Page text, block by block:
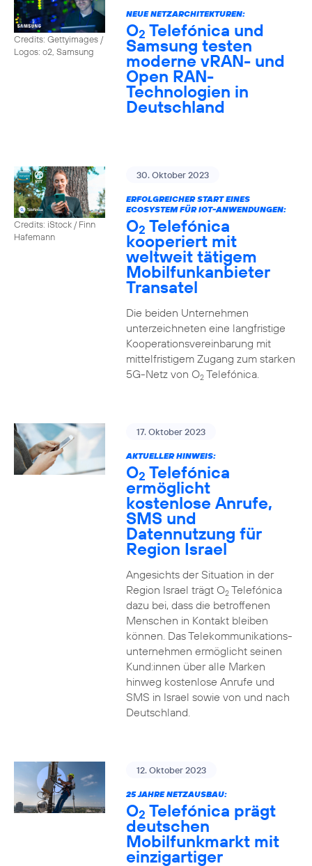
Credits: Gettyimages /
Logos: o2, Samsung
NEUE NETZARCHITEKTUREN:
O2 Telefónica und
Samsung testen
moderne vRAN- und
Open RAN-
Technologien in
Deutschland
Credits: iStock / Finn
Hafemann
30. Oktober 2023
ERFOLGREICHER START EINES
ECOSYSTEM FÜR IOT-ANWENDUNGEN:
O2 Telefónica
kooperiert mit
weltweit tätigem
Mobilfunkanbieter
Transatel
Die beiden Unternehmen
unterzeichneten eine langfristige
Kooperationsvereinbarung mit
mittelfristigem Zugang zum starken
5G-Netz von O2Telefónica.
17. Oktober 2023
AKTUELLER HINWEIS:
O2 Telefónica
ermöglicht
kostenlose Anrufe,
SMS und
Datennutzung für
Region Israel
Angesichts der Situation in der
Region Israel trägt O2Telefónica
dazu bei, dass die betroffenen
Menschen in Kontakt bleiben
können. Das Telekommunikations­
unternehmen ermöglicht seinen
Kund:innen über alle Marken
hinweg kostenlose Anrufe und
SMS in Israel sowie von und nach
Deutschland.
12. Oktober 2023
25 JAHRE NETZAUSBAU:
O2 Telefónica prägt
deutschen
Mobilfunkmarkt mit
einzigartiger